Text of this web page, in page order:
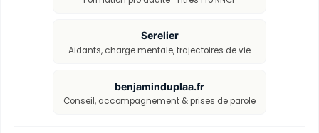
Serelier
Aidants, charge mentale, trajectoires de vie
benjaminduplaa.fr
Conseil, accompagnement & prises de parole